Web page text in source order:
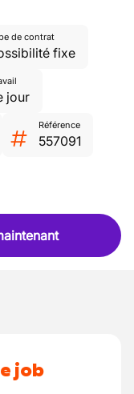
de contrat
fixe
jour
Référence
557091
job